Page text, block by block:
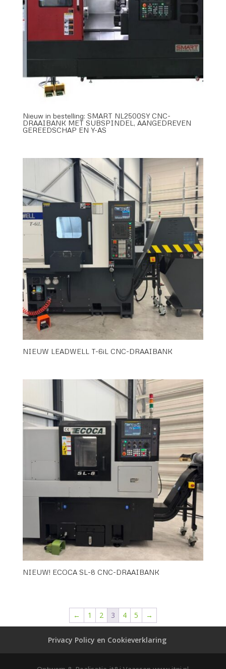
Nieuw in bestelling: SMART NL2500SY CNC-
DRAAIBANK MET SUBSPINDEL, AANGEDREVEN
GEREEDSCHAP EN Y-AS
NIEUW LEADWELL T-6iL CNC-DRAAIBANK
NIEUW! ECOCA SL-8 CNC-DRAAIBANK
← 1 2 3 4 5 →
Privacy Policy en Cookieverklaring